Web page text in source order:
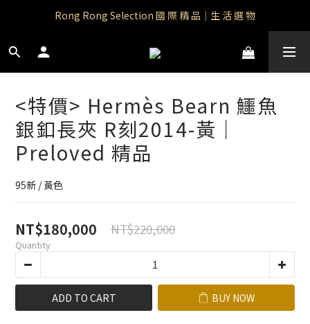
Rong Rong Paradise｜知名IP授權品牌｜Care Bears
Rong Rong Selection 國 際 精 品｜生 活 選 物
Rong Rong Selection服 飾 | 自 訂 品 牌 服 飾
<特價> Hermès Bearn 鱷魚
銀釦長夾 R刻2014-黃｜
Preloved 精品
95新 / 黃色
NT$180,000 NT$220,000
Quantity
ADD TO CART BUY NOW